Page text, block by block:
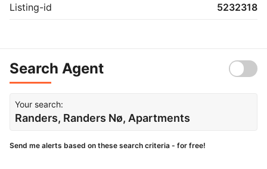
Listing-id
5232318
Search Agent
Your search:
Randers, Randers Nø, Apartments
Send me alerts based on these search criteria - for free!